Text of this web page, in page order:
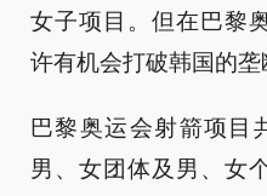
女子项目。但在巴黎
许有机会打破韩国的垄
巴黎奥运会射箭项目
男、女团体及男、女